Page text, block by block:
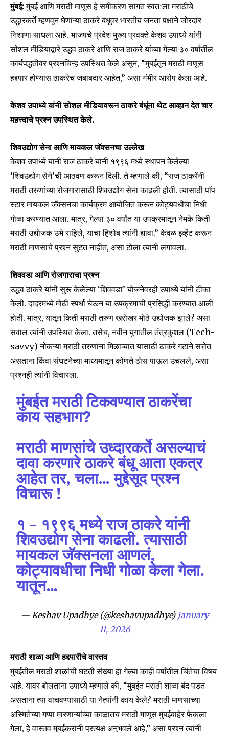
Join our community of
SUBSCRIBERS and be part of the
conversation.
To subscribe, simply enter your email address on our website
or click the subscribe button below. Don't worry, we respect
your privacy and won't spam your inbox. Your information is
safe with us.
SUBSCRIBE
I've read and accept thePrivacy Policy
6,300
Fans
32,111
Followers
75
Followers
मुंबई:मुंबई आणि मराठी माणूस हे समीकरण सांगत स्वतःला मराठीचे
उद्धारकर्ते म्हणवून घेणाऱ्या ठाकरे बंधूंवर भारतीय जनता पक्षाने जोरदार
निशाणा साधला आहे. भाजपचे प्रदेश मुख्य प्रवक्ते केशव उपाध्ये यांनी
सोशल मीडियाद्वारे उद्धव ठाकरे आणि राज ठाकरे यांच्या गेल्या ३० वर्षांतील
कार्यपद्धतीवर प्रश्नचिन्ह उपस्थित केले असून, “मुंबईतून मराठी माणूस
हद्दपार होण्यास ठाकरेच जबाबदार आहेत,” असा गंभीर आरोप केला आहे.
केशव उपाध्ये यांनी सोशल मीडियावरून ठाकरे बंधूंना थेट आव्हान देत चार
महत्त्वाचे प्रश्न उपस्थित केले.
शिवउद्योग सेना आणि मायकल जॅक्सनचा उल्लेख
केशव उपाध्ये यांनी राज ठाकरे यांनी १९९६ मध्ये स्थापन केलेल्या
‘शिवउद्योग सेने’ची आठवण करून दिली. ते म्हणाले की, “राज ठाकरेंनी
मराठी तरुणांच्या रोजगारासाठी शिवउद्योग सेना काढली होती. त्यासाठी पॉप
स्टार मायकल जॅक्सनचा कार्यक्रम आयोजित करून कोट्यवधींचा निधी
गोळा करण्यात आला. मात्र, गेल्या ३० वर्षांत या उपक्रमातून नेमके किती
मराठी उद्योजक उभे राहिले, याचा हिशोब त्यांनी द्यावा.” केवळ इव्हेंट करून
मराठी माणसाचे प्रश्न सुटत नाहीत, असा टोला त्यांनी लगावला.
शिववडा आणि रोजगाराचा प्रश्न
उद्धव ठाकरे यांनी सुरू केलेल्या ‘शिववडा’ योजनेवरही उपाध्ये यांनी टीका
केली. दादरमध्ये मोठी स्पर्धा घेऊन या उपक्रमाची प्रसिद्धी करण्यात आली
होती. मात्र, यातून किती मराठी तरुण खरोखर मोठे उद्योजक झाले? असा
सवाल त्यांनी उपस्थित केला. तसेच, नवीन युगातील तंत्रकुशल (Tech-
savvy) नोकऱ्या मराठी तरुणांना मिळाव्यात यासाठी ठाकरे गटाने सत्तेत
असताना किंवा संघटनेच्या माध्यमातून कोणते ठोस पाऊल उचलले, असा
प्रश्नही त्यांनी विचारला.
मुंबईत मराठी टिकवण्यात ठाकरेंचा
काय सहभाग?
मराठी माणसांचे उध्दारकर्ते असल्याचं
दावा करणारे ठाकरे बंधू आता एकत्र
आहेत तर, चला… मुद्देसूद प्रश्न
विचारू !
१ – १९९६ मध्ये राज ठाकरे यांनी
शिवउद्योग सेना काढली. त्यासाठी
मायकल जॅक्सनला आणलं,
कोट्यावधीचा निधी गोळा केला गेला.
यातून…
— Keshav Upadhye (@keshavupadhye) January
11, 2026
मराठी शाळा आणि हद्दपारीचे वास्तव
मुंबईतील मराठी शाळांची घटती संख्या हा गेल्या काही वर्षांतील चिंतेचा विषय
आहे. यावर बोलताना उपाध्ये म्हणाले की, “मुंबईत मराठी शाळा बंद पडत
असताना त्या वाचवण्यासाठी या नेत्यांनी काय केले? मराठी माणसाच्या
अस्मितेच्या गप्पा मारणाऱ्यांच्या काळातच मराठी माणूस मुंबईबाहेर फेकला
गेला, हे वास्तव मुंबईकरांनी प्रत्यक्ष अनुभवले आहे,” असा प्रश्न त्यांनी